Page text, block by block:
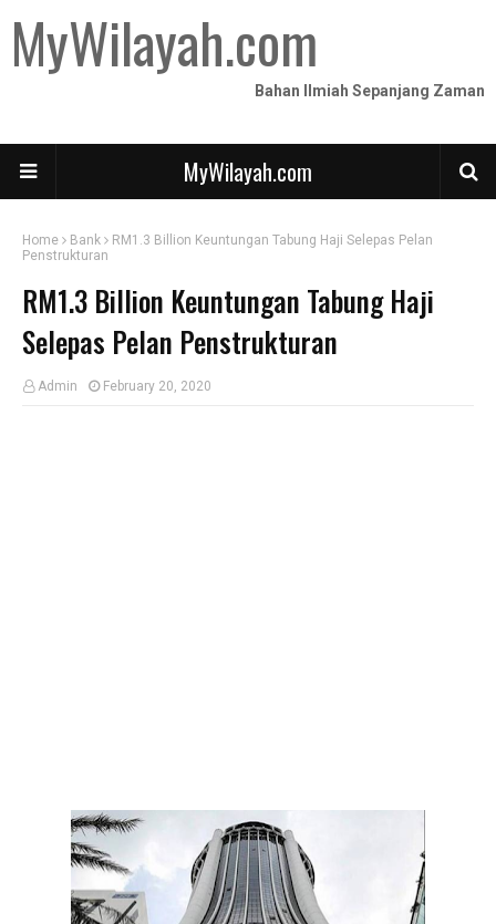
MyWilayah.com
Bahan Ilmiah Sepanjang Zaman
MyWilayah.com
Home Bank
RM1.3 Billion Keuntungan Tabung Haji Selepas Pelan
Penstrukturan
RM1.3 Billion Keuntungan Tabung Haji
Selepas Pelan Penstrukturan
Admin February 20, 2020